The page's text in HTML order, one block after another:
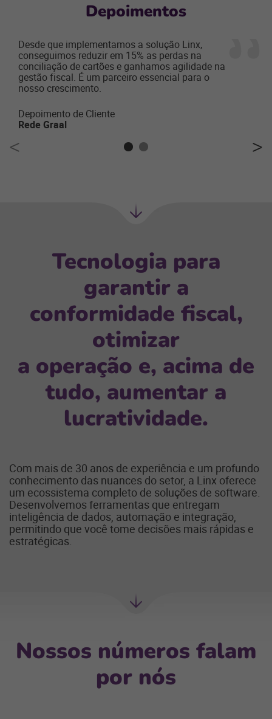
Depoimentos
Desde que implementamos a solução Linx,
conseguimos reduzir em 15% as perdas na
conciliação de cartões e ganhamos agilidade na
gestão fiscal. É um parceiro essencial para o
nosso crescimento.
Depoimento de Cliente
Rede Graal
Tecnologia para
garantir a
conformidade fiscal,
otimizar
a operação e, acima de
tudo, aumentar a
lucratividade.
Com mais de 30 anos de experiência e um profundo
conhecimento das nuances do setor, a Linx oferece
um ecossistema completo de soluções de software.
Desenvolvemos ferramentas que entregam
inteligência de dados, automação e integração,
permitindo que você tome decisões mais rápidas e
estratégicas.
Nossos números falam
por nós